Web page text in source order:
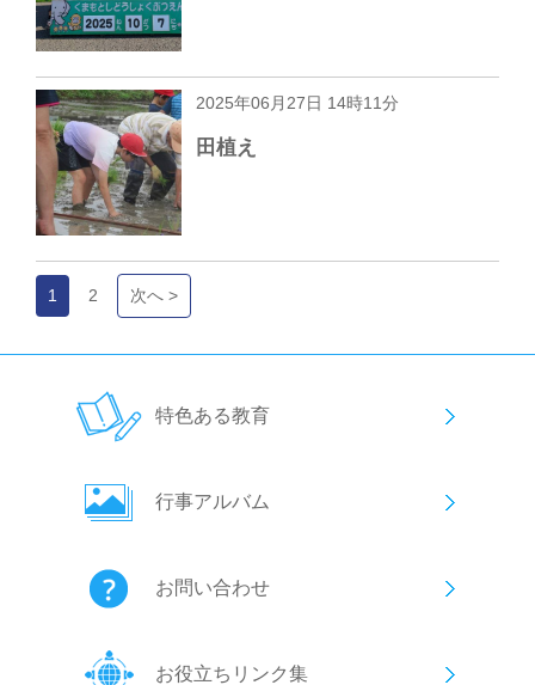
2025年06月27日 14時11分
田植え
1 2 次へ >
特色ある教育
行事アルバム
お問い合わせ
お役立ちリンク集